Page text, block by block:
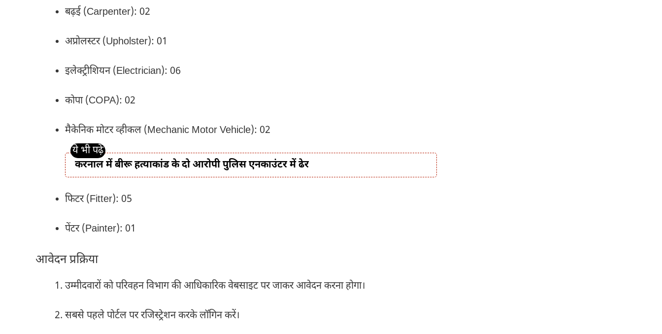
बढ़ई (Carpenter): 02
अप्रोलस्टर (Upholster): 01
इलेक्ट्रीशियन (Electrician): 06
कोपा (COPA): 02
मैकेनिक मोटर व्हीकल (Mechanic Motor Vehicle): 02
करनाल में बीरू हत्याकांड के दो आरोपी पुलिस एनकाउंटर में ढेर
फिटर (Fitter): 05
पेंटर (Painter): 01
आवेदन प्रक्रिया
उम्मीदवारों को परिवहन विभाग की आधिकारिक वेबसाइट पर जाकर आवेदन करना होगा।
सबसे पहले पोर्टल पर रजिस्ट्रेशन करके लॉगिन करें।